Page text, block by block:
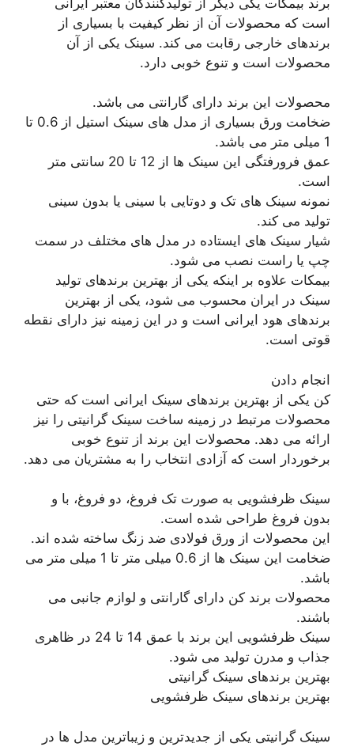
است که محصولات آن از نظر کیفیت با بسیاری از
برندهای خارجی رقابت می کند. سینک یکی از آن
محصولات است و تنوع خوبی دارد.
محصولات این برند دارای گارانتی می باشد.
ضخامت ورق بسیاری از مدل های سینک استیل از 0.6 تا
1 میلی متر می باشد.
عمق فرورفتگی این سینک ها از 12 تا 20 سانتی متر
است.
نمونه سینک های تک و دوتایی با سینی یا بدون سینی
تولید می کند.
شیار سینک های ایستاده در مدل های مختلف در سمت
چپ یا راست نصب می شود.
بیمکات علاوه بر اینکه یکی از بهترین برندهای تولید
سینک در ایران محسوب می شود، یکی از بهترین
برندهای هود ایرانی است و در این زمینه نیز دارای نقطه
قوتی است.
انجام دادن
کن یکی از بهترین برندهای سینک ایرانی است که حتی
محصولات مرتبط در زمینه ساخت سینک گرانیتی را نیز
ارائه می دهد. محصولات این برند از تنوع خوبی
برخوردار است که آزادی انتخاب را به مشتریان می دهد.
سینک ظرفشویی به صورت تک فروغ، دو فروغ، با و
بدون فروغ طراحی شده است.
این محصولات از ورق فولادی ضد زنگ ساخته شده اند.
ضخامت این سینک ها از 0.6 میلی متر تا 1 میلی متر می
باشد.
محصولات برند کن دارای گارانتی و لوازم جانبی می
باشند.
سینک ظرفشویی این برند با عمق 14 تا 24 در ظاهری
جذاب و مدرن تولید می شود.
بهترین برندهای سینک گرانیتی
بهترین برندهای سینک ظرفشویی
سینک گرانیتی یکی از جدیدترین و زیباترین مدل ها در